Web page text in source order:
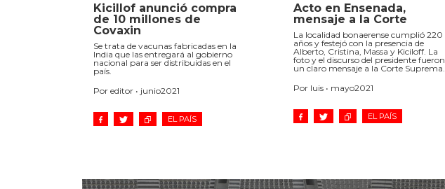
Kicillof anunció compra
de 10 millones de
Covaxin
Se trata de vacunas fabricadas en la
India que las entregará al gobierno
nacional para ser distribuidas en el
país.
Por editor • junio2021
EL PAÍS
Acto en Ensenada,
mensaje a la Corte
La localidad bonaerense cumplió 220
años y festejó con la presencia de
Alberto, Cristina, Massa y Kiciloff. La
foto y el discurso del presidente fueron
un claro mensaje a la Corte Suprema.
Por luis • mayo2021
EL PAÍS